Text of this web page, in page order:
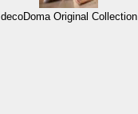
decoDoma Original Collection